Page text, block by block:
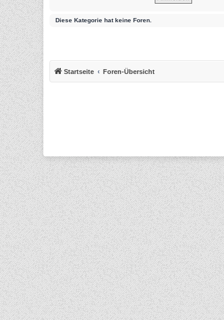
Diese Kategorie hat keine Foren.
Startseite Foren-Übersicht